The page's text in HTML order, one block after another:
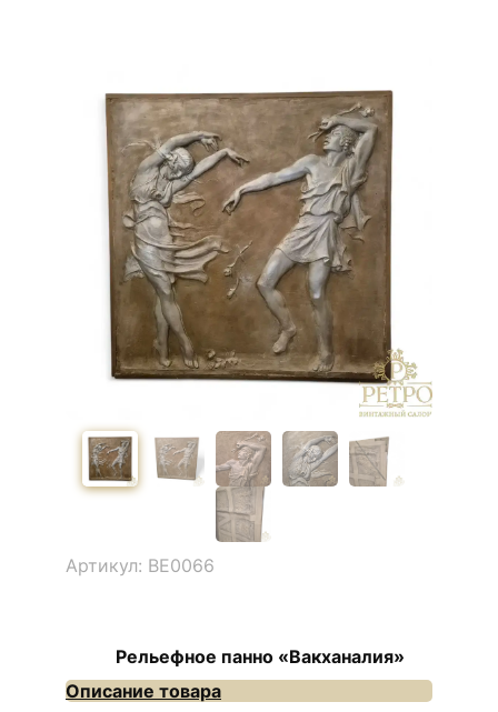
Рельефное панно «Вакханалия»
Описание товара
Артикул: ВЕ0066